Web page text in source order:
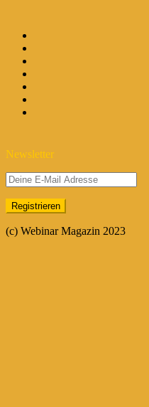
Newsletter
(c) Webinar Magazin 2023